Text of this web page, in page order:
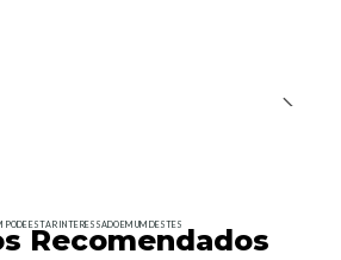
PODE ESTAR INTERESSADO EM UM DESTES
Recomendados